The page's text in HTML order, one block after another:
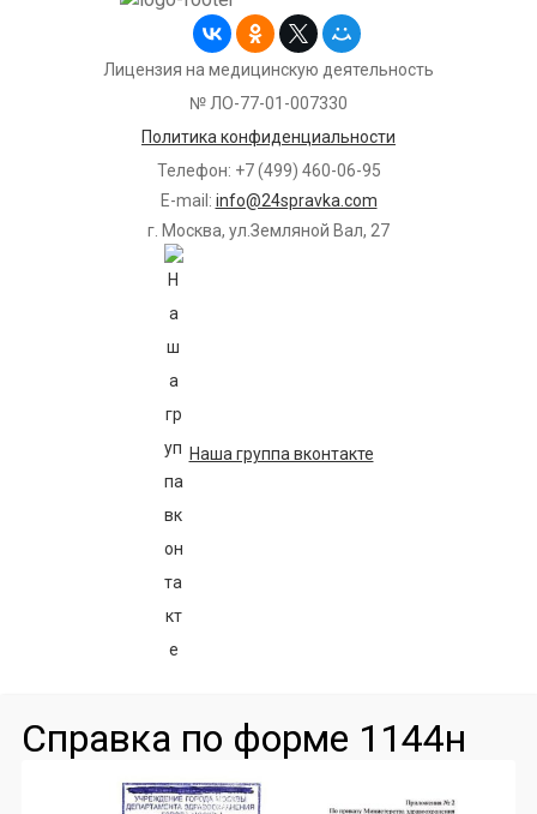
Лицензия на медицинскую деятельность
№ ЛО-77-01-007330
Политика конфиденциальности
Телефон: +7 (499) 460-06-95
E-mail: info@24spravka.com
г. Москва, ул.Земляной Вал, 27
Наша группа вконтакте
Справка по форме 1144н